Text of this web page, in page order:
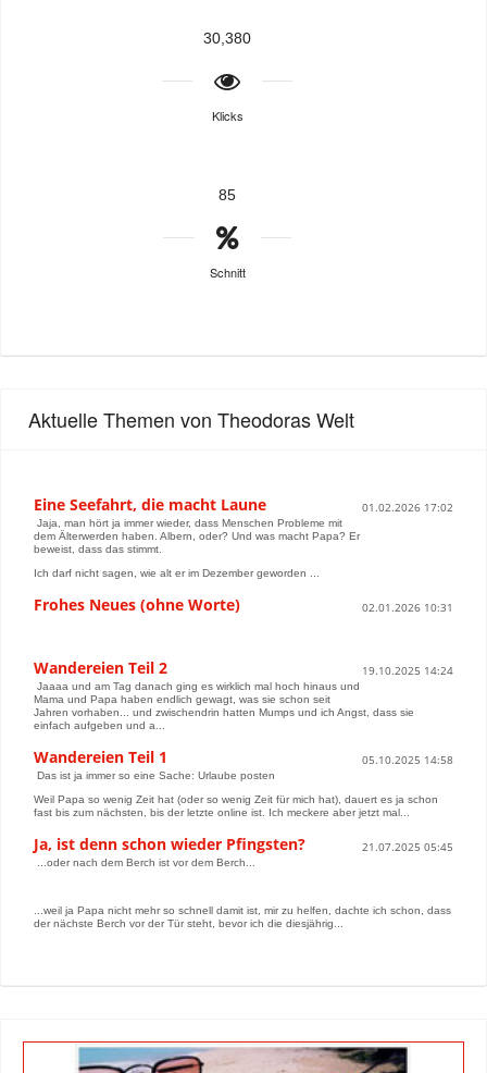
30,380
Klicks
85
Schnitt
Aktuelle Themen von Theodoras Welt
Eine Seefahrt, die macht Laune 01.02.2026 17:02
Jaja, man hört ja immer wieder, dass Menschen Probleme mit
dem Älterwerden haben. Albern, oder? Und was macht Papa? Er
beweist, dass das stimmt.
Ich darf nicht sagen, wie alt er im Dezember geworden ...
Frohes Neues (ohne Worte) 02.01.2026 10:31
Wandereien Teil 2 19.10.2025 14:24
Jaaaa und am Tag danach ging es wirklich mal hoch hinaus und
Mama und Papa haben endlich gewagt, was sie schon seit
Jahren vorhaben... und zwischendrin hatten Mumps und ich Angst, dass sie
einfach aufgeben und a...
Wandereien Teil 1 05.10.2025 14:58
Das ist ja immer so eine Sache: Urlaube posten
Weil Papa so wenig Zeit hat (oder so wenig Zeit für mich hat), dauert es ja schon
fast bis zum nächsten, bis der letzte online ist. Ich meckere aber jetzt mal...
Ja, ist denn schon wieder Pfingsten? 21.07.2025 05:45
...oder nach dem Berch ist vor dem Berch...
...weil ja Papa nicht mehr so schnell damit ist, mir zu helfen, dachte ich schon, dass
der nächste Berch vor der Tür steht, bevor ich die diesjährig...